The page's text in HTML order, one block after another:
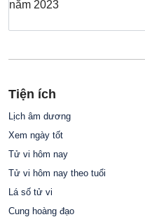
năm 2023
Tiện ích
Lịch âm dương
Xem ngày tốt
Tử vi hôm nay
Tử vi hôm nay theo tuổi
Lá số tử vi
Cung hoàng đạo